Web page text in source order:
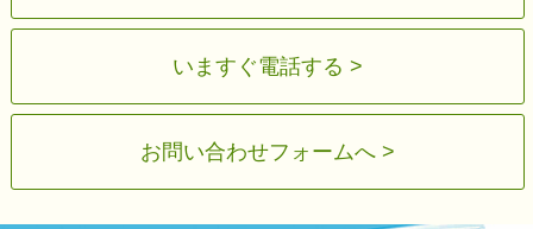
いますぐ電話する >
お問い合わせフォームへ >